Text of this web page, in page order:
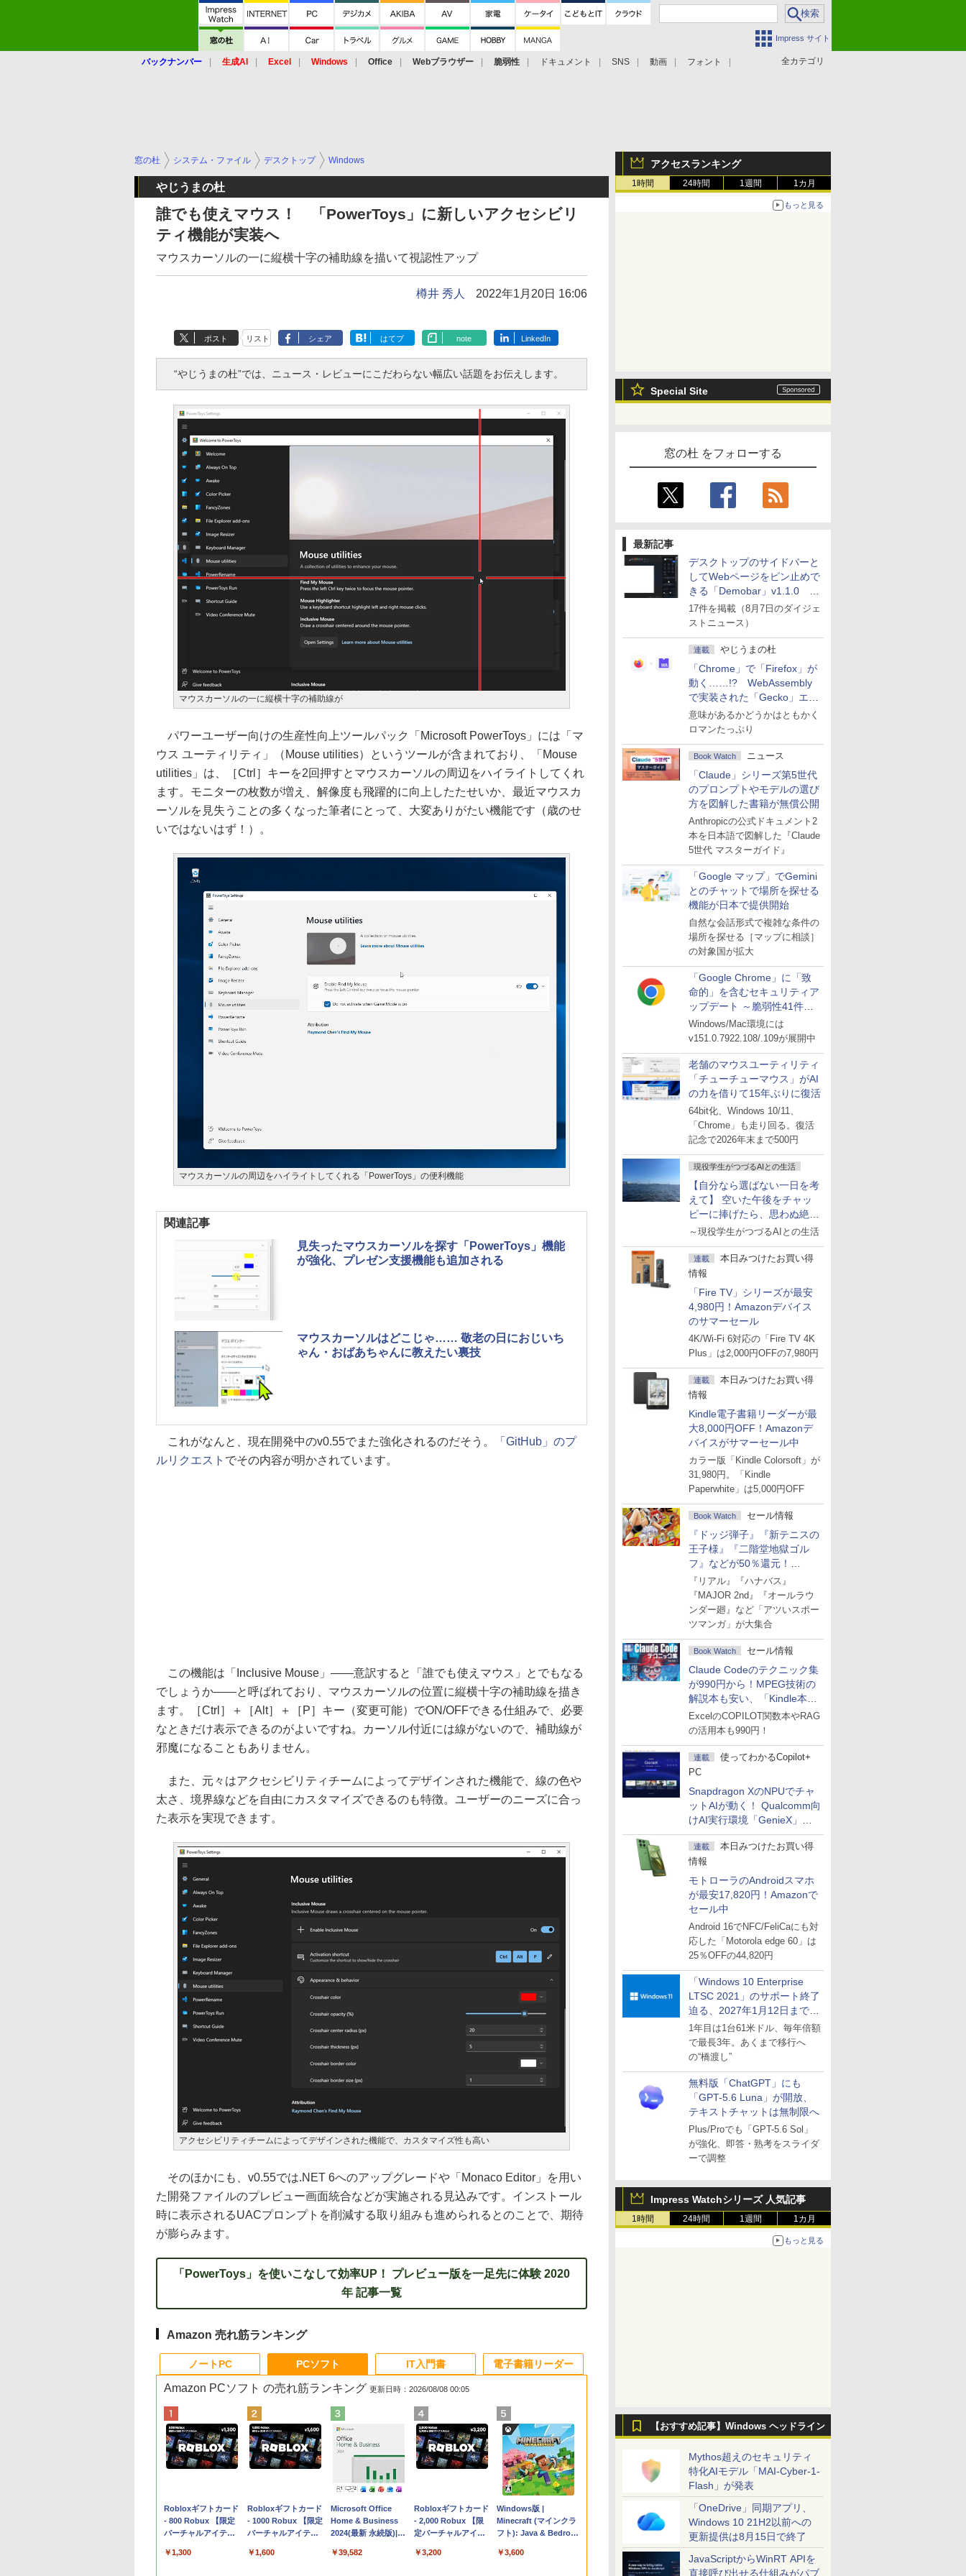
Impress サイト
全カテゴリ
バックナンバー 生成AI Excel Windows Office Webブラウザー 脆弱性 ドキュメント SNS 動画 フォント
アクセスランキング
1時間 24時間 1週間 1カ月
もっと見る
Special Site
窓の杜 をフォローする
最新記事
デスクトップのサイドバーと
してWebページをピン止めで
きる「Demobar」v1.1.0 ほ
か
17件を掲載（8月7日のダイジェ
ストニュース）
連載 やじうまの杜
「Chrome」で「Firefox」が
動く……!? WebAssembly
で実装された「Gecko」エン
ジン
意味があるかどうかはともかく
ロマンたっぷり
Book Watch ニュース
「Claude」シリーズ第5世代
のプロンプトやモデルの選び
方を図解した書籍が無償公開
Anthropicの公式ドキュメント2
本を日本語で図解した『Claude
5世代 マスターガイド』
「Google マップ」でGemini
とのチャットで場所を探せる
機能が日本で提供開始
自然な会話形式で複雑な条件の
場所を探せる［マップに相談］
の対象国が拡大
「Google Chrome」に「致
命的」を含むセキュリティア
ップデート ～脆弱性41件に
対処
Windows/Mac環境には
v151.0.7922.108/.109が展開中
老舗のマウスユーティリティ
「チューチューマウス」がAI
の力を借りて15年ぶりに復活
64bit化、Windows 10/11、
「Chrome」も走り回る。復活
記念で2026年末まで500円
現役学生がつづるAIとの生活
【自分なら選ばない一日を考
えて】 空いた午後をチャッ
ピーに捧げたら、思わぬ絶景
に出会った話
～現役学生がつづるAIとの生活
連載
本日みつけたお買い得
情報
「Fire TV」シリーズが最安
4,980円！Amazonデバイス
のサマーセール
4K/Wi-Fi 6対応の「Fire TV 4K
Plus」は2,000円OFFの7,980円
連載
本日みつけたお買い得
情報
Kindle電子書籍リーダーが最
大8,000円OFF！Amazonデ
バイスがサマーセール中
カラー版「Kindle Colorsoft」が
31,980円。「Kindle
Paperwhite」は5,000円OFF
Book Watch セール情報
『ドッジ弾子』『新テニスの
王子様』『二階堂地獄ゴル
フ』などが50％還元！
Amazonマンガ週末セール
『リアル』『ハナバス』
『MAJOR 2nd』『オールラウ
ンダー廻』など「アツいスポー
ツマンガ」が大集合
Book Watch セール情報
Claude Codeのテクニック集
が990円から！MPEG技術の
解説本も安い、「Kindle本サ
マーセール」第2弾開始！
ExcelのCOPILOT関数本やRAG
の活用本も990円！
連載
使ってわかるCopilot+
PC
Snapdragon XのNPUでチャ
ットAIが動く！ Qualcomm向
けAI実行環境「GenieX」を
試してみた
連載
本日みつけたお買い得
情報
モトローラのAndroidスマホ
が最安17,820円！Amazonで
セール中
Android 16でNFC/FeliCaにも対
応した「Motorola edge 60」は
25％OFFの44,820円
「Windows 10 Enterprise
LTSC 2021」のサポート終了
迫る、2027年1月12日まで
～ESUは9月1日から販売
1年目は1台61米ドル、毎年倍額
で最長3年。あくまで移行へ
の“橋渡し”
無料版「ChatGPT」にも
「GPT-5.6 Luna」が開放、
テキストチャットは無制限へ
Plus/Proでも「GPT-5.6 Sol」
が強化、即答・熟考をスライダ
ーで調整
Impress Watchシリーズ 人気記事
1時間 24時間 1週間 1カ月
もっと見る
【おすすめ記事】Windows ヘッドライン
Mythos超えのセキュリティ
特化AIモデル「MAI-Cyber-1-
Flash」が発表
「OneDrive」同期アプリ、
Windows 10 21H2以前への
更新提供は8月15日で終了
JavaScriptからWinRT APIを
直接呼び出せる仕組みがパブ
窓の杜 システム・ファイル デスクトップ Windows
やじうまの杜
誰でも使えマウス！ 「PowerToys」に新しいアクセシビリ
ティ機能が実装へ
マウスカーソルの一に縦横十字の補助線を描いて視認性アップ
樽井 秀人 2022年1月20日 16:06
ポスト リスト シェア はてブ note LinkedIn
“やじうまの杜”では、ニュース・レビューにこだわらない幅広い話題をお伝えします。
マウスカーソルの一に縦横十字の補助線が
パワーユーザー向けの生産性向上ツールパック「Microsoft PowerToys」には「マ
ウス ユーティリティ」（Mouse utilities）というツールが含まれており、「Mouse
utilities」は、［Ctrl］キーを2回押すとマウスカーソルの周辺をハイライトしてくれ
ます。モニターの枚数が増え、解像度も飛躍的に向上したたせいか、最近マウスカ
ーソルを見失うことの多くなった筆者にとって、大変ありがたい機能です（歳のせ
いではないはず！）。
マウスカーソルの周辺をハイライトしてくれる「PowerToys」の便利機能
関連記事
見失ったマウスカーソルを探す「PowerToys」機能
が強化、プレゼン支援機能も追加される
マウスカーソルはどこじゃ…… 敬老の日におじいち
ゃん・おばあちゃんに教えたい裏技
これがなんと、現在開発中のv0.55でまた強化されるのだそう。
「GitHub」のプ
ルリクエスト でその内容が明かされています。
この機能は「Inclusive Mouse」――意訳すると「誰でも使えマウス」とでもなる
でしょうか――と呼ばれており、マウスカーソルの位置に縦横十字の補助線を描き
ます。［Ctrl］＋［Alt］＋［P］キー（変更可能）でON/OFFできる仕組みで、必要
なときだけ表示できるのがよいですね。カーソル付近には線がないので、補助線が
邪魔になることもありません。
また、元々はアクセシビリティチームによってデザインされた機能で、線の色や
太さ、境界線などを自由にカスタマイズできるのも特徴。ユーザーのニーズに合っ
た表示を実現できます。
アクセシビリティチームによってデザインされた機能で、カスタマイズ性も高い
そのほかにも、v0.55では.NET 6へのアップグレードや「Monaco Editor」を用い
た開発ファイルのプレビュー画面統合などが実施される見込みです。インストール
時に表示されるUACプロンプトを削減する取り組みも進められるとのことで、期待
が膨らみます。
「PowerToys」を使いこなして効率UP！ プレビュー版を一足先に体験 2020
年 記事一覧
Amazon 売れ筋ランキング
ノートPC
Apple 2026
MacBook Neo A18
Proチップ搭載13イ
AIとApple
￥162,598
tomtoc 360°保護
15.6 16インチ パソコ
ンケース Dell NEC
dynabook Lenovo
￥2,952
Apple 2026
MacBook Air M5チ
ップ搭載13インチノ
Apple Intelligence、
￥261,414
【Amazon.co.jp限
定】 HP ノートパソ
コン 15-fd 15.6イン
512GB SSD インテ
￥129,800
FMV ノートパソコン
WE1-K3 (MS 365
Personal/Copilotキー
型/Core i5/16GB/SSD
￥139,880
PCソフト
Amazon PCソフト の売れ筋ランキング 更新日時：2026/08/08 00:05
Robloxギフトカード
- 800 Robux 【限定
バーチャルアイテム
ンゲームコード】 ロ
￥1,300
Robloxギフトカード
- 1000 Robux 【限定
バーチャルアイテム
ンゲームコード】 ロ
￥1,600
Microsoft Office
Home & Business
2024(最新 永続版)|オ
版|Windows11、
￥39,582
Robloxギフトカード
- 2,000 Robux 【限
定バーチャルアイテ
インゲームコード】
￥3,200
Windows版 |
Minecraft (マインクラ
フト): Java & Bedrock
ード版
￥3,600
IT入門書 電子書籍リーダー